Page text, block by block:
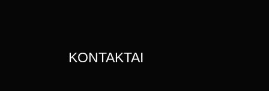
KONTAKTAI